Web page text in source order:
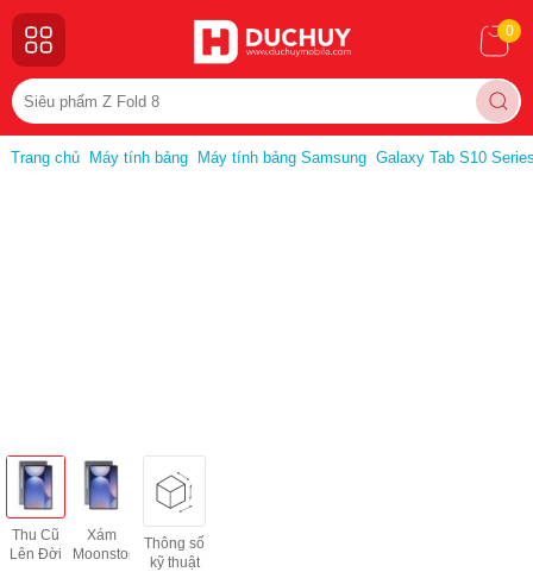
0
Trang chủ Máy tính bảng Máy tính bảng Samsung Galaxy Tab S10
Thu Cũ
Lên Đời
Xám
Moonstone
Thông số
kỹ thuật